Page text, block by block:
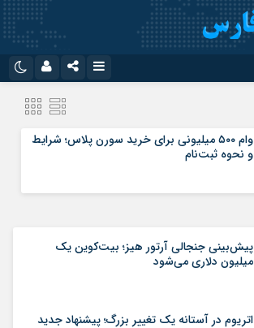
وام ۵۰۰ میلیونی برای خرید سورن پلاس؛ شرایط
و نحوه ثبت‌نام
پیش‌بینی جنجالی آرتور هیز؛ بیت‌کوین یک
میلیون دلاری می‌شود
اتریوم در آستانه یک تغییر بزرگ؛ پیشنهاد جدید